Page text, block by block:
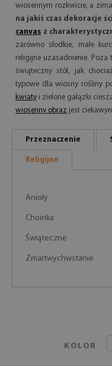
wiosennym rozkwicie, a
na jakiś czas dekoracje
canvas z
zarówno słodkie, małe
religijne uzasadnienie. Poza
świąteczny stół, jak
typowe dla wiosny rośliny
kwiaty i zielone gałązki
wiosenny obraz jest
Przeznaczenie
Religijne
Anioły
Choinka
Świąteczne
Zmartwychwstanie
KOLOR